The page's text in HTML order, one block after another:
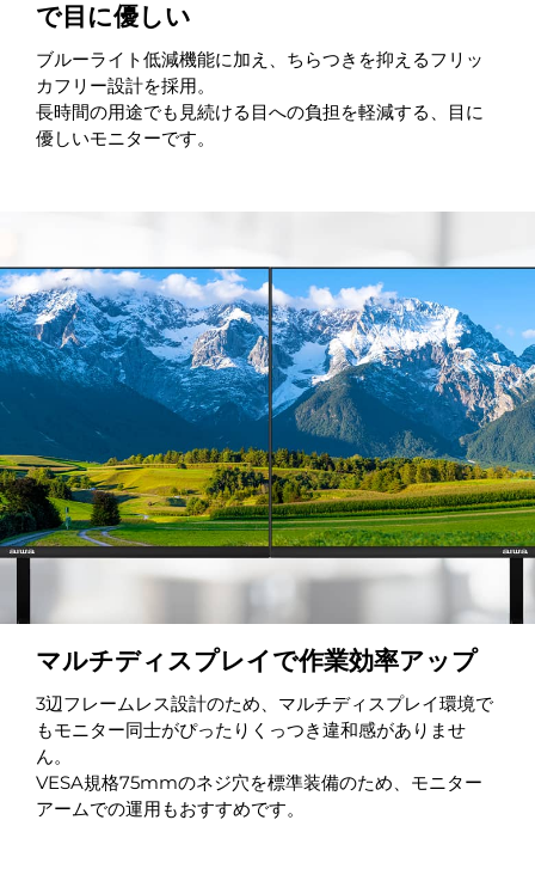
で目に優しい
ブルーライト低減機能に加え、ちらつきを抑えるフリッ
カフリー設計を採用。
長時間の用途でも見続ける目への負担を軽減する、目に
優しいモニターです。
マルチディスプレイで作業効率アップ
3辺フレームレス設計のため、マルチディスプレイ環境で
もモニター同士がぴったりくっつき違和感がありませ
ん。
VESA規格75mmのネジ穴を標準装備のため、モニター
アームでの運用もおすすめです。